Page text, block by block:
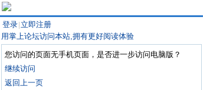
登录 立即注册
用掌上论坛访问本站,拥有更好阅读体验
您访问的页面无手机页面，是否进一步访问电脑版？
继续访问
返回上一页